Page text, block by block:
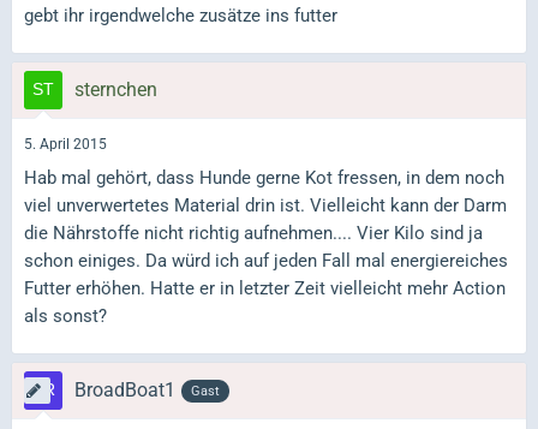
gebt ihr irgendwelche zusätze ins futter
sternchen
5. April 2015
Hab mal gehört, dass Hunde gerne Kot fressen, in dem noch
viel unverwertetes Material drin ist. Vielleicht kann der Darm
die Nährstoffe nicht richtig aufnehmen.... Vier Kilo sind ja
schon einiges. Da würd ich auf jeden Fall mal energiereiches
Futter erhöhen. Hatte er in letzter Zeit vielleicht mehr Action
als sonst?
BroadBoat1 Gast